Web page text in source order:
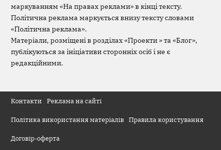
маркуванням «На правах реклами» в кінці тексту.
Політична реклама маркується внизу тексту словами
«Політична реклама».
Матеріали, розміщені в розділах «Проекти » та «Блог»,
публікуються за ініціативи сторонніх осіб і не є
редакційними.
Контакти Реклама на сайті
Політика використання матеріалів Правила користування
Договір-оферта